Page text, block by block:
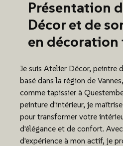
Présentation
Décor et de
en
Je suis Atelier Décor, peintre
basé dans la région de
comme tapissier à
peinture d'intérieur, je
pour transformer votre
d'élégance et de confort.
d'expérience à mon actif, je